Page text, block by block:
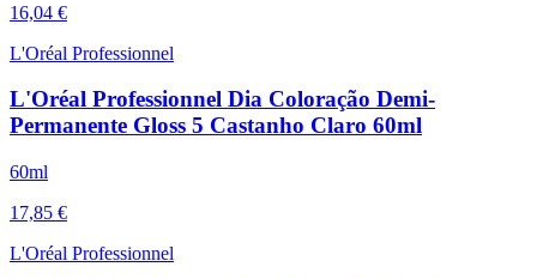
16,04 €
L'Oréal Professionnel
L'Oréal Professionnel Dia Coloração Demi-
Permanente Gloss 5 Castanho Claro 60ml
60ml
17,85 €
L'Oréal Professionnel